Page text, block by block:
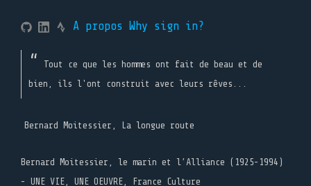
A propos Why sign in?
Tout ce que les hommes ont fait de beau et de
bien, ils l'ont construit avec leurs rêves...
Bernard Moitessier, La longue route
Bernard Moitessier, le marin et l’Alliance (1925-1994)
- UNE VIE, UNE OEUVRE, France Culture